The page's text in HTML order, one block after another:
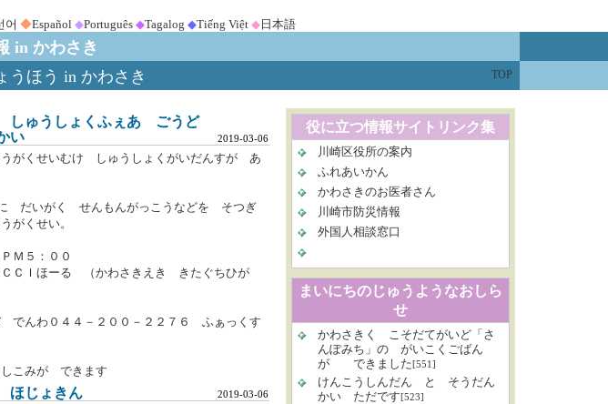
어 ◆Español ◆Português ◆Tagalog ◆Tiếng Việt ◆ 日本語
in かわさき
うほう in かわさき
TOP
しゅうしょくふぇあ ごうど
い
2019-03-06
がくせいむけ しゅうしょくがいだんすが あ
に だいがく せんもんがっこうなどを そつぎ
くせい。
Ｍ５：００
ＣＩほーる （かわさきえき きたぐちひが
んわ０４４－２００－２２７６ ふぁっくす
こみが できます
じょきん 2019-03-06
役に立つ情報サイトリンク集
川崎区役所の案内
ふれあいかん
かわさきのお医者さん
川崎市防災情報
外国人相談窓口
まいにちのじゅうようなおしら
せ
かわさきく こそだてがいど「さ
んぽみち」の がいこくごばん
が できました[551]
けんこうしんだん と そうだん
かい ただです[523]